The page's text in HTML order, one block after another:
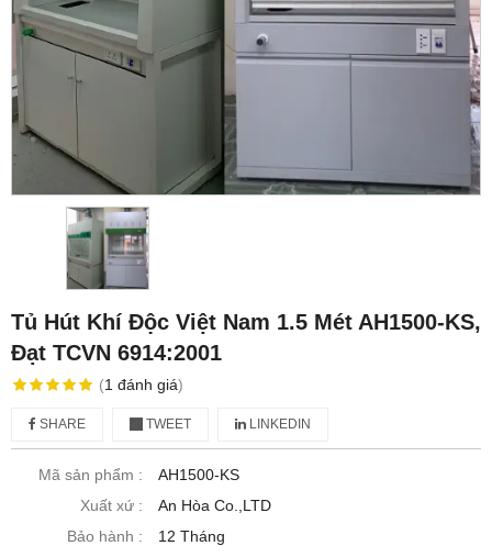
Tủ Hút Khí Độc Việt Nam 1.5 Mét AH1500-KS,
Đạt TCVN 6914:2001
(1 đánh giá)
SHARE TWEET LINKEDIN
Mã sản phẩm :
AH1500-KS
Xuất xứ :
An Hòa Co.,LTD
Bảo hành :
12 Tháng